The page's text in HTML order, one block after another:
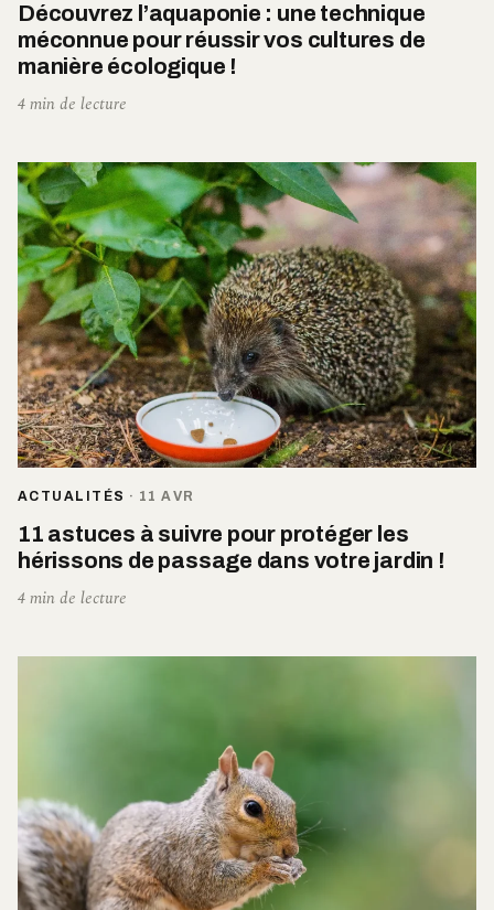
Découvrez l’aquaponie : une technique
méconnue pour réussir vos cultures de
manière écologique !
4 min de lecture
ACTUALITÉS · 11 AVR
11 astuces à suivre pour protéger les
hérissons de passage dans votre jardin !
4 min de lecture